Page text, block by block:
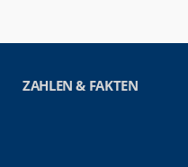
ZAHLEN & FAKTEN